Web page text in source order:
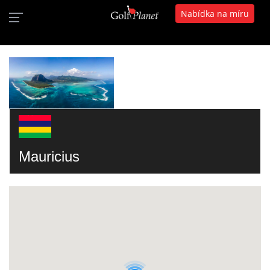
Nabídka na míru
Mauricius